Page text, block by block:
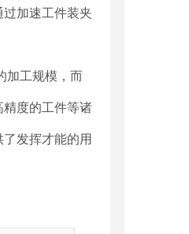
加速工件装夹
加工规模，而
度的工件等诸
发挥才能的用